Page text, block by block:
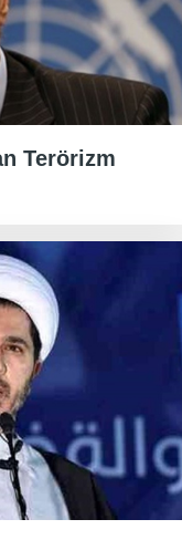
Terörizm